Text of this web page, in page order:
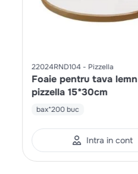
22024RND104 Pizzella
Foaie pentru tava lemn
pizzella 15*30cm
bax*200 buc
Intra in cont